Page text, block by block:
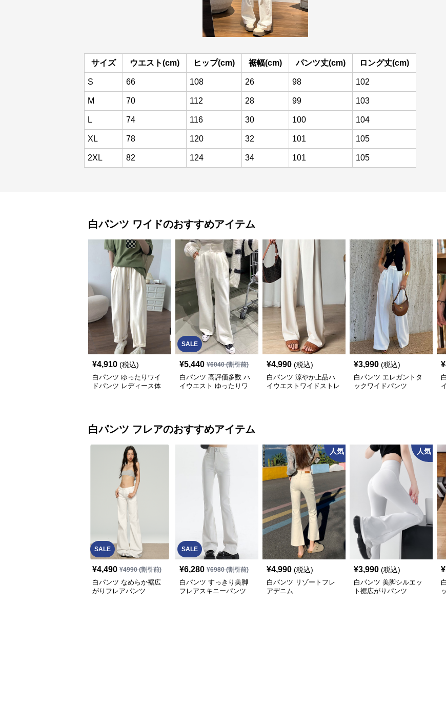
サイズ ウエスト(cm) ヒップ(cm) 裾幅(cm) パンツ丈(cm) ロング丈(cm)
S 66 108 26 98 102
M 70 112 28 99 103
L 74 116 30 100 104
XL 78 120 32 101 105
2XL 82 124 34 101 105
白パンツ ワイドのおすすめアイテム
¥4,910 (税込)
白パンツ ゆったりワイ
ドパンツ レディース体
SALE
¥5,440 ¥6040(割引前)
白パンツ 高評価多数 ハ
イウエスト ゆったりワ
¥4,990 (税込)
白パンツ 涼やか上品ハ
イウエストワイドストレ
¥3,990 (税込)
白パンツ エレガントタ
ックワイドパンツ
¥
白パンツ フレアのおすすめアイテム
SALE
¥4,490 ¥4990(割引前)
白パンツ なめらか裾広
がりフレアパンツ
SALE
¥6,280 ¥6980(割引前)
白パンツ すっきり美脚
フレアスキニーパンツ
人気
¥4,990 (税込)
白パンツ リゾートフレ
アデニム
人気
¥3,990 (税込)
白パンツ 美脚シルエッ
ト裾広がりパンツ
¥